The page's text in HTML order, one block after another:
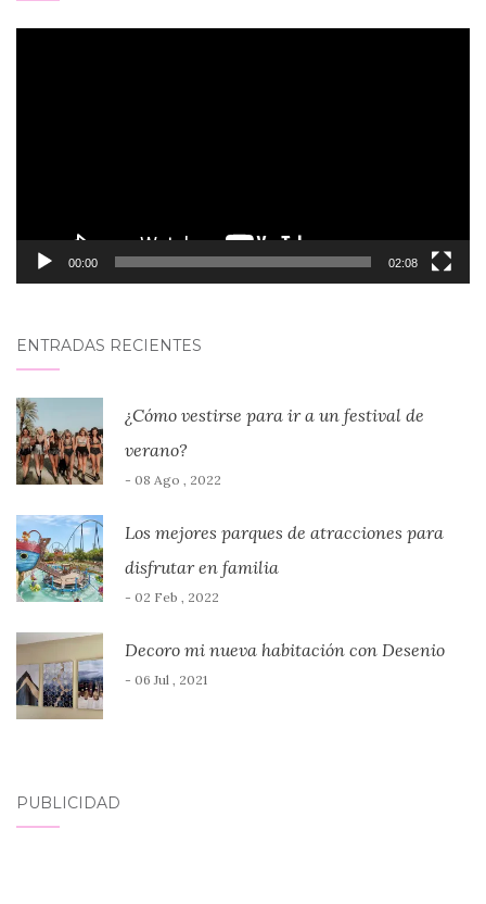
00:00 02:08
ENTRADAS RECIENTES
¿Cómo vestirse para ir a un festival de
verano?
- 08 Ago , 2022
Los mejores parques de atracciones para
disfrutar en familia
- 02 Feb , 2022
Decoro mi nueva habitación con Desenio
- 06 Jul , 2021
PUBLICIDAD